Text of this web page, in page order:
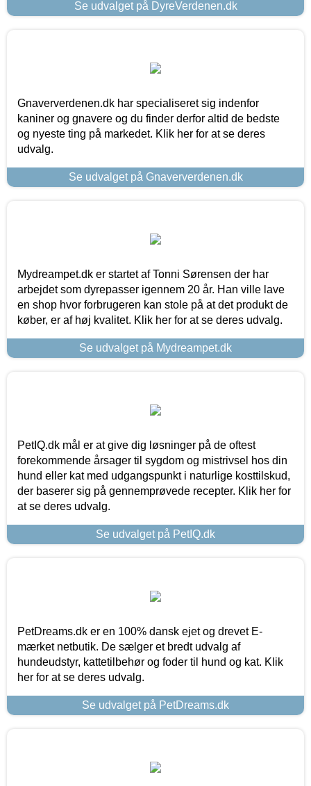
Se udvalget på DyreVerdenen.dk
Gnaververdenen.dk har specialiseret sig indenfor
kaniner og gnavere og du finder derfor altid de bedste
og nyeste ting på markedet. Klik her for at se deres
udvalg.
Se udvalget på Gnaververdenen.dk
Mydreampet.dk er startet af Tonni Sørensen der har
arbejdet som dyrepasser igennem 20 år. Han ville lave
en shop hvor forbrugeren kan stole på at det produkt de
køber, er af høj kvalitet. Klik her for at se deres udvalg.
Se udvalget på Mydreampet.dk
PetIQ.dk mål er at give dig løsninger på de oftest
forekommende årsager til sygdom og mistrivsel hos din
hund eller kat med udgangspunkt i naturlige kosttilskud,
der baserer sig på gennemprøvede recepter. Klik her for
at se deres udvalg.
Se udvalget på PetIQ.dk
PetDreams.dk er en 100% dansk ejet og drevet E-
mærket netbutik. De sælger et bredt udvalg af
hundeudstyr, kattetilbehør og foder til hund og kat. Klik
her for at se deres udvalg.
Se udvalget på PetDreams.dk